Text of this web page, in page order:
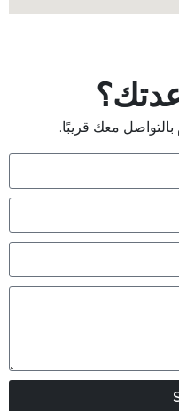
معك قريبًا.